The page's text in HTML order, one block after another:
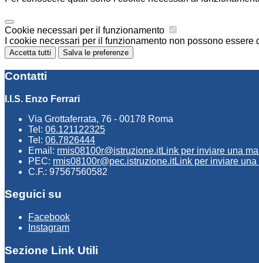
Cookie necessari per il funzionamento
I cookie necessari per il funzionamento non possono
Accetta tutti Salva le preferenze
Contatti
I.I.S. Enzo Ferrari
Via Grottaferrata, 76 - 00178 Roma
Tel: 06.121122325
Tel: 06.7826444
Email: rmis08100r@istruzione.itLink per inviare una
PEC: rmis08100r@pec.istruzione.itLink per inviare una
C.F.: 97567560582
Seguici su
Facebook
Instagram
Sezione Link Utili